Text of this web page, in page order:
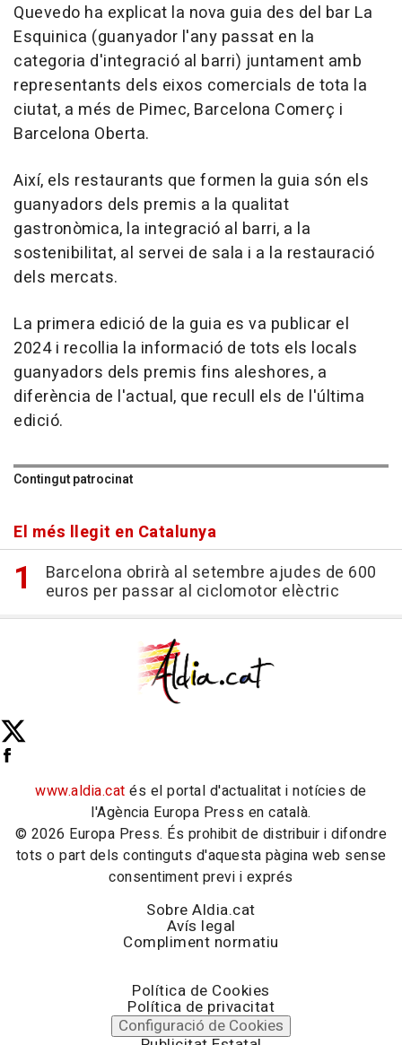
Quevedo ha explicat la nova guia des del bar La
Esquinica (guanyador l'any passat en la
categoria d'integració al barri) juntament amb
representants dels eixos comercials de tota la
ciutat, a més de Pimec, Barcelona Comerç i
Barcelona Oberta.
Així, els restaurants que formen la guia són els
guanyadors dels premis a la qualitat
gastronòmica, la integració al barri, a la
sostenibilitat, al servei de sala i a la restauració
dels mercats.
La primera edició de la guia es va publicar el
2024 i recollia la informació de tots els locals
guanyadors dels premis fins aleshores, a
diferència de l'actual, que recull els de l'última
edició.
Contingut patrocinat
El més llegit en Catalunya
Barcelona obrirà al setembre ajudes de 600
euros per passar al ciclomotor elèctric
www.aldia.cat és el portal d'actualitat i notícies de
l'Agència Europa Press en català.
© 2026 Europa Press. És prohibit de distribuir i difondre
tots o part dels continguts d'aquesta pàgina web sense
consentiment previ i exprés
Sobre Aldia.cat
Avís legal
Compliment normatiu
Política de Cookies
Política de privacitat
Configuració de Cookies